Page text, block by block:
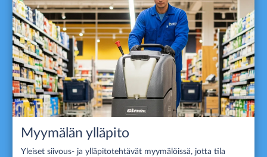
Myymälän ylläpito
Yleiset siivous- ja ylläpitotehtävät myymälöissä, jotta tila